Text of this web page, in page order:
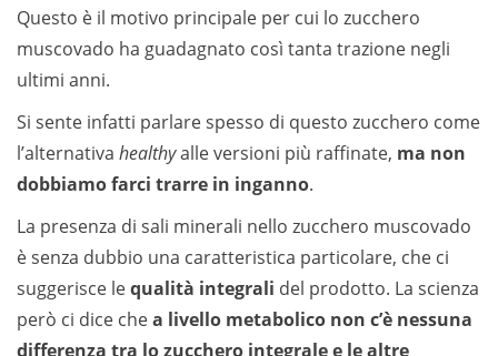
Questo è il motivo principale per cui lo zucchero
muscovado ha guadagnato così tanta trazione negli
ultimi anni.
Si sente infatti parlare spesso di questo zucchero come
l’alternativa healthyalle versioni più raffinate, ma non
dobbiamo farci trarre in inganno.
La presenza di sali minerali nello zucchero muscovado
è senza dubbio una caratteristica particolare, che ci
suggerisce lequalità integrali del prodotto. La scienza
però ci dice chea livello metabolico non c’è nessuna
differenza tra lo zucchero integrale e le altre